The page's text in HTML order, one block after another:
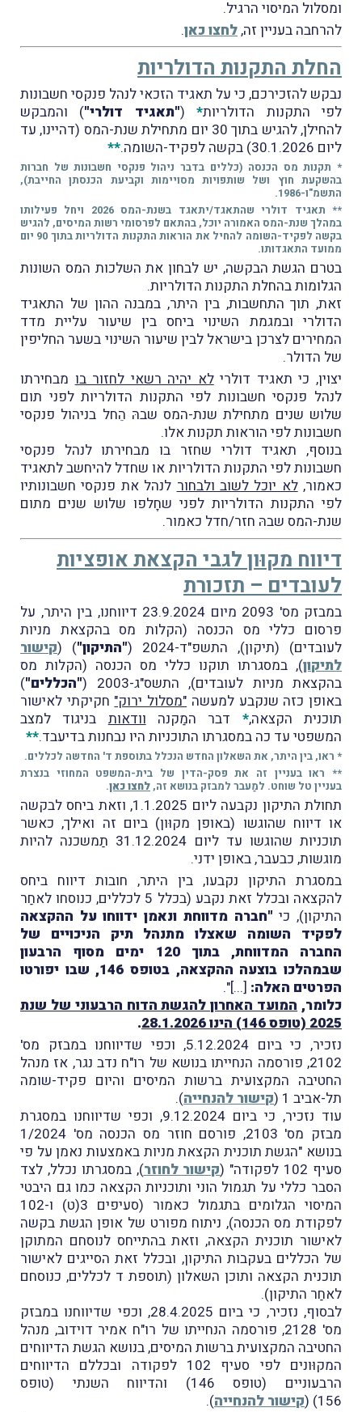
ומסלול המיסוי הרגיל.
להרחבה בעניין זה,לחצו כאן.
החלת התקנות הדולריות
נבקש להזכירכם, כי על תאגיד הזכאי לנהל פנקסי חשבונות
לפי התקנות הדולריות*
("תאגיד דולרי") והמבקש
להחילן, להגיש בתוך 30 יום מתחילת שנת-המס (דהיינו, עד
ליום 30.1.2026) בקשה לפקיד-השומה.
**
* תקנות מס הכנסה (כללים בדבר ניהול פנקסי חשבונות של חברות
בהשקעת חוץ ושל שותפויות מסויימות וקביעת הכנסתן החייבת),
התשמ"ו-1986.
** תאגיד דולרי שהתאגד/יתאגד בשנת-המס 2026 ויחל פעילותו
במהלך שנת-המס האמורה יוכל, בהתאם לפרסומי רשות המיסים, להגיש
בקשה לפקיד-השומה להחיל את הוראות התקנות הדולריות בתוך 90 יום
ממועד התאגדותו.
בטרם הגשת הבקשה, יש לבחון את השלכות המס השונות
הגלומות בהחלת התקנות הדולריות.
זאת, תוך התחשבות, בין היתר, במבנה ההון של התאגיד
הדולרי ובמגמת השינוי ביחס בין שיעור עליית מדד
המחירים לצרכן בישראל לבין שיעור השינוי בשער החליפין
של הדולר.
יצוין, כי תאגיד דולרילא יהיה רשאי לחזור בומבחירתו
לנהל פנקסי חשבונות לפי התקנות הדולריות לפני תום
שלוש שנים מתחילת שנת-המס שבהּ הֵחל בניהול פנקסי
חשבונות לפי הוראות תקנות אלו.
בנוסף, תאגיד דולרי שחזר בו מבחירתו לנהל פנקסי
חשבונות לפי התקנות הדולריות או שחדל להיחשב לתאגיד
כאמור,לא יוכל לשוב ולבחורלנהל את פנקסי חשבונותיו
לפי התקנות הדולריות לפני שחָלפו שלוש שנים מתום
שנת-המס שבהּ חזר/חדל כאמור.
דיווח מקוּון לגבי הקצאת אופציות
לעובדים – תזכורת
במבזק מס' 2093 מיום 23.9.2024 דיווחנו, בין היתר, על
פרסום כללי מס הכנסה (הקלות מס בהקצאת מניות
לעובדים) (תיקון), התשפ"ד-2024 (
"התיקון") (קישור
לתיקון), במסגרתו תוקנו כללי מס הכנסה (הקלות מס
בהקצאת מניות לעובדים), התשס"ג-2003 (
"הכללים")
באופן כזה שנקבע למעשה "מסלול ירוק" חקיקתי לאישור
תוכנית הקצאה,* דבר המַקנה וודאות בניגוד למצב
המשפטי עד כה במסגרתו התוכניות היו נבחנות בדיעבד.**
* ראו, בין היתר, את השאלון החדש הנכלל בתוספת ד' החדשה לכללים.
** ראו בעניין זה את פסק-הדין של בית-המשפט המחוזי בנצרת
בעניין טל שוחט. למַעבר למבזק בנושא זה, לחצו כאן.
תחולת התיקון נקבעה ליום 1.1.2025, וזאת ביחס לבקשה
או דיווח שהוגשו (באופן מקוּון) ביום זה ואילך, כאשר
תוכניות שהוגשו עד ליום 31.12.2024 תַמשכנה להיות
מוגשות, כבעבר, באופן ידני.
במסגרת התיקון נקבעו, בין היתר, חובות דיווח ביחס
להקצאה ובכלל זאת נקבע (בכלל 5 לכללים, כנוסחו לאחַר
התיקון), כי "חברה מדווחת ונאמן ידווחו על ההקצאה
לפקיד השומה שאצלו מתנהל תיק הניכויים של
החברה המדווחת, בתוך 120 ימים מסוף הרבעון
שבמהלכו בוצעה ההקצאה, בטופס 146, שבו יפורטו
הפרטים האלה: [...]".
כלומר, המועד האחרון להגשת הדוח הרבעוני של שנת
2025 (טופס 146) הינו 28.1.2026
.
נזכיר, כי ביום 5.12.2024, וכפי שדיווחנו במבזק מס'
2102, פורסמה הנחייתו בנושא של רו"ח נדב נגר, אז מנהל
החטיבה המקצועית ברשות המיסים והיום פקיד-שומה
תל-אביב 1 (
קישור להנחייה).
עוד נזכיר, כי ביום 9.12.2024, וכפי שדיווחנו במסגרת
מבזק מס' 2103, פורסם חוזר מס הכנסה מס' 1/2024
בנושא "הגשת תוכנית הקצאת מניות באמצעות נאמן על פי
סעיף 102 לפקודה" (
קישור לחוזר), במסגרתו נכלל, לצד
הסבר כללי על תגמול הוני ותוכניות הקצאה כמו גם היבטי
המיסוי הגלומים בתגמול כאמור (סעיפים 3(ט) ו-102
לפקודת מס הכנסה), ניתוח מפורט של אופן הגשת בקשה
לאישור תוכנית הקצאה, וזאת בהתייחס לנוסחם המתוקן
של הכללים בעקבות התיקון, ובכלל זאת הסייגים לאישור
תוכנית הקצאה ותוכן השאלון (תוספת ד לכללים, כנוסחם
לאחַר התיקון).
לבסוף, נזכיר, כי ביום 28.4.2025, וכפי שדיווחנו במבזק
מס' 2128, פורסמה הנחייתו של רו"ח אמיר דוידוב, מנהל
החטיבה המקצועית ברשות המיסים, בנושא הגשת הדיווחים
המקוּונים לפי סעיף 102 לפקודה ובכללם הדיווחים
הרבעוניים (טופס 146) והדיווח השנתי (טופס
156) (
קישור להנחייה).